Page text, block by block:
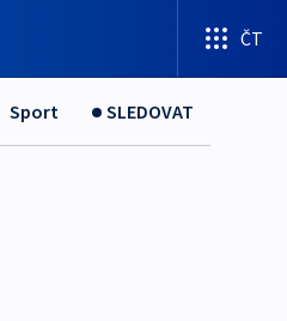
ČT
Sport SLEDOVAT